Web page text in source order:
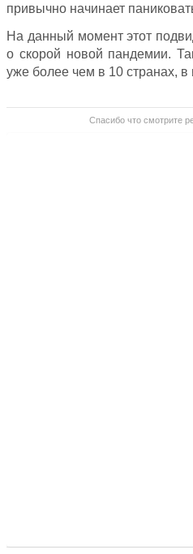
привычно начинает
На данный момент этот
о скорой новой пандемии.
уже более чем в 10 странах,
Спасибо что смотрите